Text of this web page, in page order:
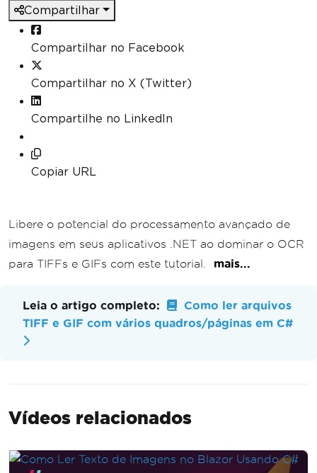
Compartilhar
Compartilhar no Facebook
Compartilhar no X (Twitter)
Compartilhe no LinkedIn
Copiar URL
Libere o potencial do processamento avançado de
imagens em seus aplicativos .NET ao dominar o OCR
para TIFFs e GIFs com este tutorial.
mais...
Leia o artigo completo:
Como ler arquivos
TIFF e GIF com vários quadros/páginas em C#
Vídeos relacionados